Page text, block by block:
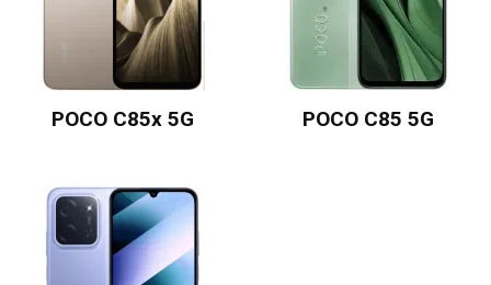
POCO C85x 5G POCO C85 5G